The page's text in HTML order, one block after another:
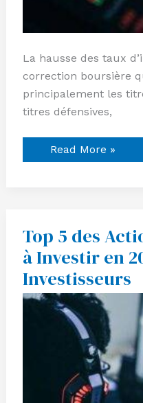
La hausse des taux
correction boursière
principalement les
titres défensives,
Read More »
Top 5 des
à Investir en
Investisseurs
Top
5
des
Actions
de
Jeux
Vidéo
à
Investir
pour
Investisseurs